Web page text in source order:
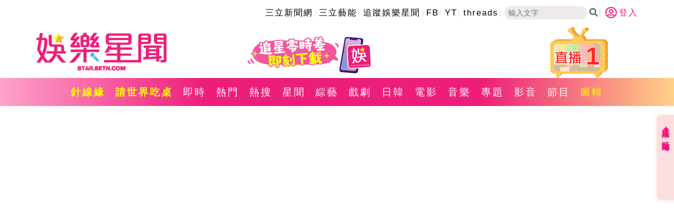
三立新聞網 三立藝能 追蹤娛樂星聞 FB YT threads 登入
1
針線緣 請世界吃桌 即時 熱門 熱搜 星聞 綜藝 戲劇 日韓 電影 音樂 專題 影音 節目 圖輯
直播✦活動